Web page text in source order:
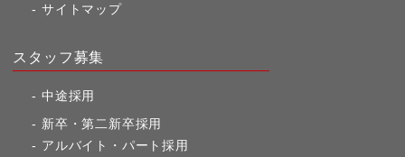
サイトマップ
スタッフ募集
中途採用
新卒・第二新卒採用
アルバイト・パート採用